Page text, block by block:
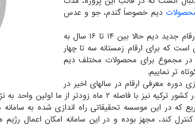
دیم خصوصاً گندم، جو و عدس
وی با اشاره به اینکه دوره معرفی ارقام جدید دیم حالا بین ۱۴ تا ۱۶ سال به
که برای ارقام زمستانه سه تا چهار
در مجموع برای محصولات مختلف دیم
تر نماییم.
دوره معرفی ارقام در سالهای اخیر در
از ما اولین واحد به نژادی به راه افتاده است.
که در این موسسه تحقیقاتی راه اندازی شده به
کند، مجهز بوده و در این سامانه امکان اعمال